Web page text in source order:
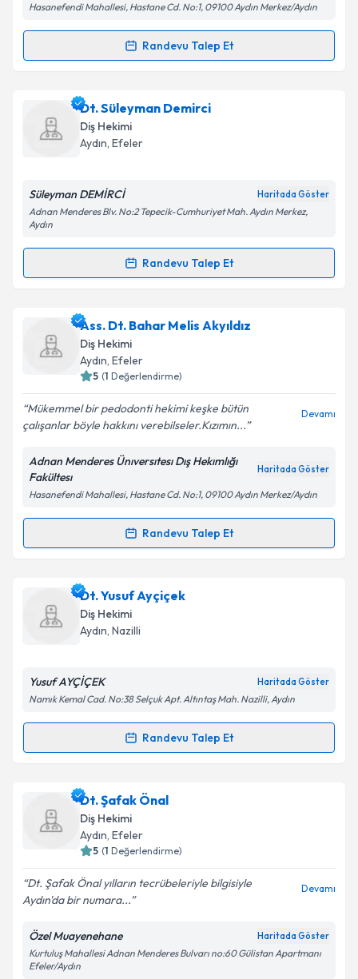
Kişisel verilerimin işlenmesine ilişkinAydınlatma
'ni okudum ve kişisel verilerimin belirtilen
kapsamda işlenmesini kabul ediyorum.
Takvim Talebini Gönder
Hasanefendi Mahallesi, Hastane Cd. No:1, 09100 Aydın Merkez/Aydın
Randevu Talep Et
Randevu Takvimi Talebi
Dt. Beral Afacaniçin randevu takvimi talebi
oluşturun. Size bu uzmandan randevu almanız için bir
takvim hazırlandığında e-posta ile bilgilendireceğiz.
Kişisel verilerimin işlenmesine ilişkinAydınlatma
'ni okudum ve kişisel verilerimin belirtilen
kapsamda işlenmesini kabul ediyorum.
Takvim Talebini Gönder
Dt. Süleyman Demirci
Diş Hekimi
Aydın, Efeler
Süleyman DEMİRCİ Haritada Göster
Adnan Menderes Blv. No:2 Tepecik-Cumhuriyet Mah. Aydın Merkez,
Aydın
Randevu Talep Et
Randevu Takvimi Talebi
Dt. Süleyman Demirciiçin randevu takvimi talebi
oluşturun. Size bu uzmandan randevu almanız için bir
takvim hazırlandığında e-posta ile bilgilendireceğiz.
Kişisel verilerimin işlenmesine ilişkin
Aydınlatma
kapsamda işlenmesini kabul ediyorum.
Takvim Talebini Gönder
Ass. Dt. Bahar Melis Akyıldız
Diş Hekimi
Aydın, Efeler
5 (1 Değerlendirme)
Mükemmel bir pedodonti hekimi keşke bütün
çalışanlar böyle hakkını verebilseler.Kızımın...
Devamı
Adnan Menderes Ünıversıtesı Dış Hekımlığı
Fakültesı
Haritada Göster
Hasanefendi Mahallesi, Hastane Cd. No:1, 09100 Aydın Merkez/Aydın
Randevu Talep Et
Randevu Takvimi Talebi
Ass. Dt. Bahar Melis Akyıldız
talebi oluşturun. Size bu uzmandan randevu almanız
için bir takvim hazırlandığında e-posta ile
bilgilendireceğiz.
E-posta Adresiniz
Kişisel verilerimin işlenmesine ilişkinAydınlatma
kapsamda işlenmesini kabul ediyorum.
Takvim Talebini Gönder
Dt. Yusuf Ayçiçek
Diş Hekimi
Aydın, Nazilli
Yusuf AYÇİÇEK Haritada Göster
Namık Kemal Cad. No:38 Selçuk Apt. Altıntaş Mah. Nazilli, Aydın
Randevu Talep Et
Randevu Takvimi Talebi
Dt. Yusuf Ayçiçekiçin randevu takvimi talebi
oluşturun. Size bu uzmandan randevu almanız için bir
takvim hazırlandığında e-posta ile bilgilendireceğiz.
Kişisel verilerimin işlenmesine ilişkin
Aydınlatma
Metni'ni okudum ve kişisel verilerimin belirtilen
kapsamda işlenmesini kabul ediyorum.
Dt. Şafak Önal
Diş Hekimi
Aydın, Efeler
5 (1 Değerlendirme)
Dt. Şafak Önal yılların tecrübeleriyle bilgisiyle
Aydın'da bir numara...
Devamı
Özel Muayenehane Haritada Göster
Kurtuluş Mahallesi Adnan Menderes Bulvarı no:60 Gülistan Apartmanı
Efeler/Aydın